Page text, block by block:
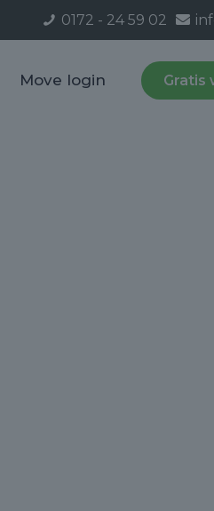
0172 - 24 59 02
Move login Gratis